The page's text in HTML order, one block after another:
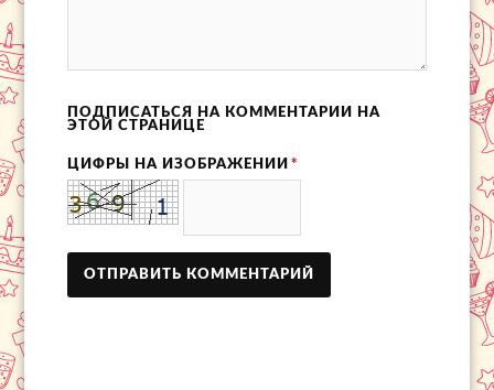
ПОДПИСАТЬСЯ НА КОММЕНТАРИИ НА
ЭТОЙ СТРАНИЦЕ
ЦИФРЫ НА ИЗОБРАЖЕНИИ *